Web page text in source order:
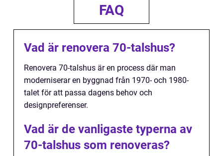
FAQ
Vad är renovera 70-talshus?
Renovera 70-talshus är en process där man
moderniserar en byggnad från 1970- och 1980-
talet för att passa dagens behov och
designpreferenser.
Vad är de vanligaste typerna av
70-talshus som renoveras?